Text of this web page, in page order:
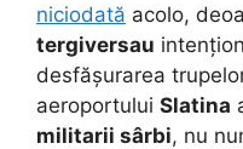
niciodată acolo,
tergiversau
desfășurarea
aeroportului Slatina
militarii sârbi, nu